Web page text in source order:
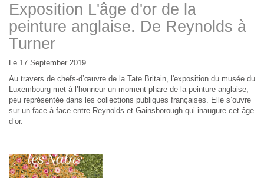
Exposition L'âge d'or de la
peinture anglaise. De Reynolds à
Turner
Le 17 September 2019
Au travers de chefs-d’œuvre de la Tate Britain, l'exposition du musée du
Luxembourg met à l’honneur un moment phare de la peinture anglaise,
peu représentée dans les collections publiques françaises. Elle s’ouvre
sur un face à face entre Reynolds et Gainsborough qui inaugure cet âge
d’or.